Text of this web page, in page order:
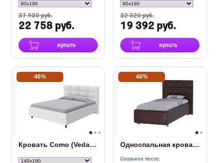
37 930 руб.
22 758 руб.
купить
32 320 руб.
19 392 руб.
купить
46%
Кровать Como (Veda) 8 кожа
46%
Односпальная кровать Como (Veda) 8
Спальное место: